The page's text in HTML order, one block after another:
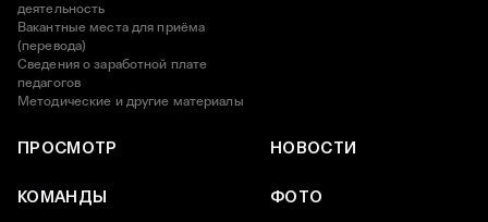
деятельность
Вакантные места для приёма
(перевода)
Сведения о заработной плате
педагогов
Методические и другие материалы
ПРОСМОТР НОВОСТИ
КОМАНДЫ ФОТО